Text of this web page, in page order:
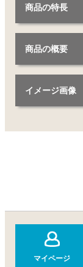
商品の特長
商品の概要
イメージ画像
マイページ